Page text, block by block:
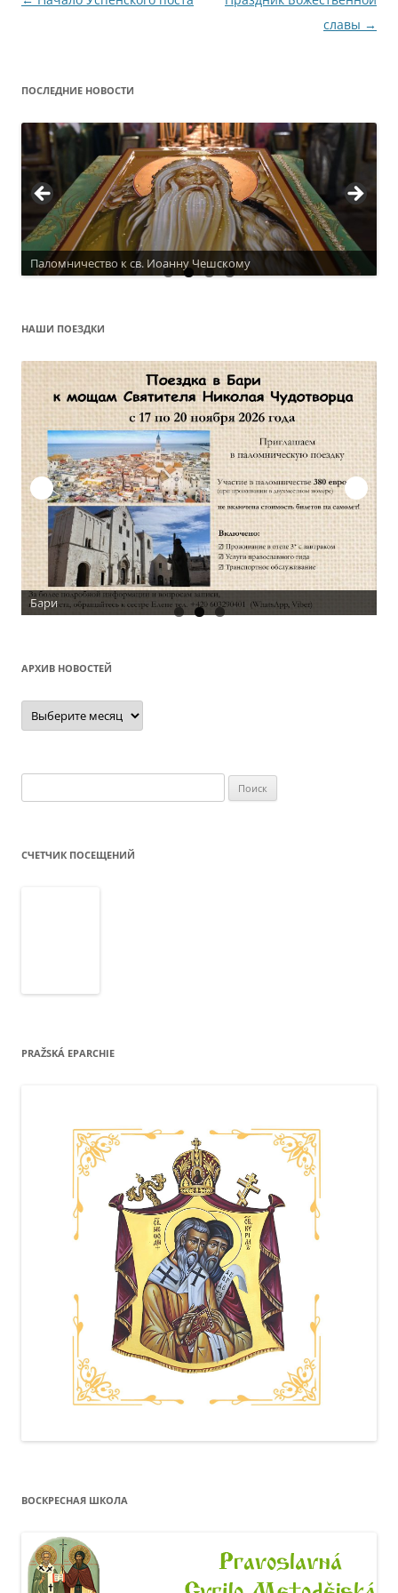
славы →
ПОСЛЕДНИЕ НОВОСТИ
Паломничество к св. Иоанну Чешскому
НАШИ ПОЕЗДКИ
Бари
АРХИВ НОВОСТЕЙ
Архив
новостей
СЧЕТЧИК ПОСЕЩЕНИЙ
PRAŽSKÁ EPARCHIE
ВОСКРЕСНАЯ ШКОЛА